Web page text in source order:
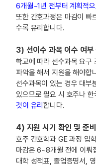
6개월~1년 전부터 계획적
또한 간호과정은 마감이 빠
수록 유리합니다.
3) 선이수 과목 이수 여부
학교에 따라 선수과목 요구
파악을 해서 지원을 해야합
선수과목이 있는 경우 대부
있으므로 필요 시 호주나
것이 유리합니다.
4) 지원 시기 확인 및 준비
호주 간호학과 GE 과정 입
마감은 6~8개월 전에 이뤄
대학 성적표, 졸업증명서,